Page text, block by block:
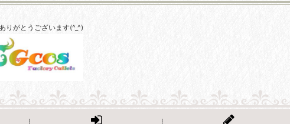
りがとうございます(^_^)